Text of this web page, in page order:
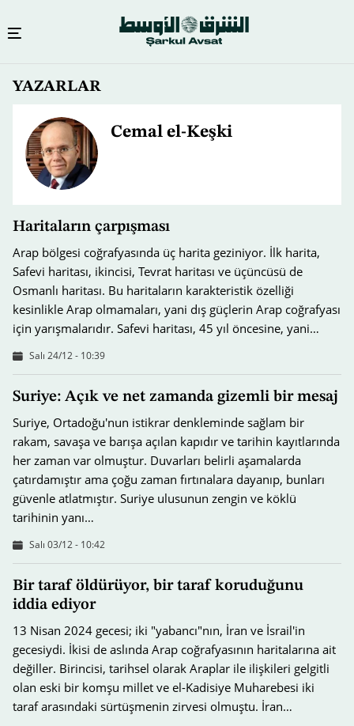
YAZARLAR
Cemal el-Keşki
Haritaların çarpışması
Arap bölgesi coğrafyasında üç harita geziniyor. İlk harita,
Safevi haritası, ikincisi, Tevrat haritası ve üçüncüsü de
Osmanlı haritası. Bu haritaların karakteristik özelliği
kesinlikle Arap olmamaları, yani dış güçlerin Arap coğrafyası
için yarışmalarıdır. Safevi haritası, 45 yıl öncesine, yani…
Salı 24/12 - 10:39
Suriye: Açık ve net zamanda gizemli bir mesaj
Suriye, Ortadoğu'nun istikrar denkleminde sağlam bir
rakam, savaşa ve barışa açılan kapıdır ve tarihin kayıtlarında
her zaman var olmuştur. Duvarları belirli aşamalarda
çatırdamıştır ama çoğu zaman fırtınalara dayanıp, bunları
güvenle atlatmıştır. Suriye ulusunun zengin ve köklü
tarihinin yanı…
Salı 03/12 - 10:42
Bir taraf öldürüyor, bir taraf koruduğunu
iddia ediyor
13 Nisan 2024 gecesi; iki "yabancı"nın, İran ve İsrail'in
gecesiydi. İkisi de aslında Arap coğrafyasının haritalarına ait
değiller. Birincisi, tarihsel olarak Araplar ile ilişkileri gelgitli
olan eski bir komşu millet ve el-Kadisiye Muharebesi iki
taraf arasındaki sürtüşmenin zirvesi olmuştu. İran…